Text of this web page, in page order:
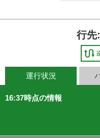
行先
運行状況
16:37時点の情報